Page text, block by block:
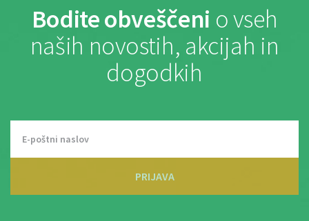
Bodite obveščeni o vseh
naših novostih, akcijah in
dogodkih
PRIJAVA